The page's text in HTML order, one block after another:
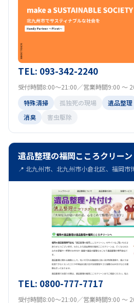
TEL: 093-342-2240
受付時間8:00～21:00／営業時間9:00 ～
特殊清掃
孤独死の現場 遺品整理
消臭
害虫駆除
遺品整理の福岡こころクリーン
📍 北九州市、北九州市小倉北区、福岡市
TEL: 0800-777-7717
受付時間8:00～21:00／営業時間9:00 ～